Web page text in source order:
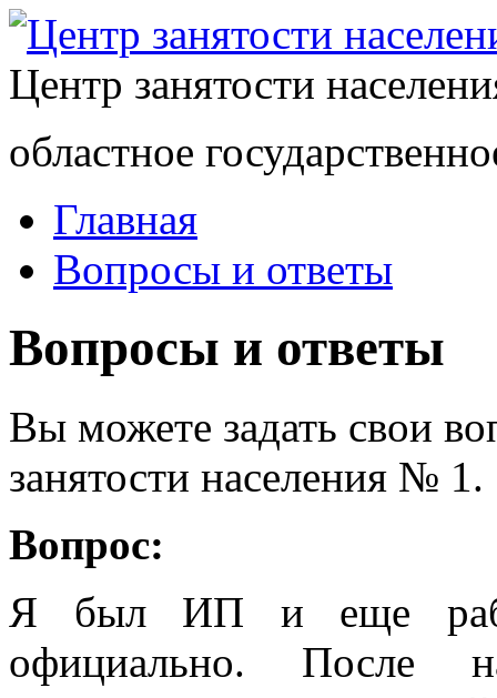
Центр занятости
областное
Главная
Вопросы и ответы
Вопросы и ответы
Вы можете задать свои
занятости населения № 1.
Вопрос:
Я был ИП и еще
официально. После